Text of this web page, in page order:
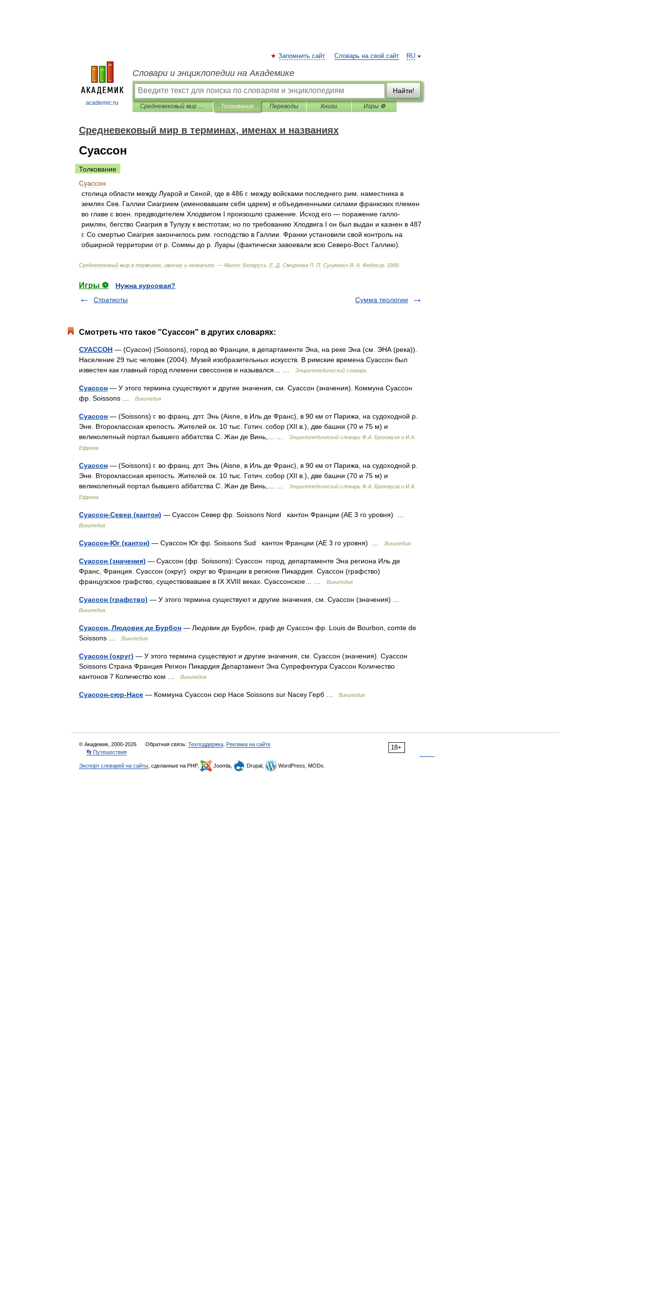
academic.ru
RU
Запомнить сайт Словарь на свой сайт
Словари и энциклопедии на Академике
Найти!
Средневековый мир в терминах, именах и названиях Толкования Переводы Книги Игры ⚽
Средневековый мир в терминах, именах и названиях
Суассон
Толкование
Суассон
столица области между Луарой и Сеной где в 486 г. между войсками последнего рим наместника в
землях Сев Галлии Сиагрием (именовавшим себя царем) и объединенными силами франкских племен
во главе с воен предводителем Хлодвигом I произошло сражение Исход его — поражение галло-
римлян бегство Сиагрия в Тулузу к вестготам; но по требованию Хлодвига I он был выдан и казнен в 487
г. Со смертью Сиагрия закончилось рим господство в Галлии Франки установили свой контроль на
обширной территории от р Соммы до р Луары (фактически завоевали всю Северо-Вост. Галлию).
Средневековый мир в терминах именах и названиях . — Минск: Беларусь Е. Д Смирнова Л П Сушкевич В А Федосик. 1999
Игры ⚽
Нужна курсовая?
Стратиоты
Сумма теологии
Смотреть что такое "Суассон" в других словарях:
СУАССОН — (Суасон) (Soissons), город во Франции, в департаменте Эна, на реке Эна (см. ЭНА (река)).
Население 29 тыс человек (2004). Музей изобразительных искусств. В римские времена Суассон был
известен как главный город племени свессонов и назывался… …
Энциклопедический словарь
Суассон — У этого термина существуют и другие значения, см. Суассон (значения). Коммуна Суассон
фр. Soissons …
Википедия
Суассон — (Soissons) г. во франц. дпт. Энь (Aisne, в Иль де Франс), в 90 км от Парижа, на судоходной р.
Эне. Второклассная крепость. Жителей ок. 10 тыс. Готич. собор (XII в.), две башни (70 и 75 м) и
великолепный портал бывшего аббатства С. Жан де Винь,… …
Энциклопедический словарь Ф.А. Брокгауза и И.А.
Ефрона
Суассон — (Soissons) г. во франц. дпт. Энь (Aisne, в Иль де Франс), в 90 км от Парижа, на судоходной р.
Эне. Второклассная крепость. Жителей ок. 10 тыс. Готич. собор (XII в.), две башни (70 и 75 м) и
великолепный портал бывшего аббатства С. Жан де Винь,… …
Энциклопедический словарь Ф.А. Брокгауза и И.А.
Ефрона
Суассон-Север (кантон) — Суассон Север фр. Soissons Nord кантон Франции (АЕ 3 го уровня) …
Википедия
Суассон-Юг (кантон) — Суассон Юг фр. Soissons Sud кантон Франции (АЕ 3 го уровня) … Википедия
Суассон (значения) — Суассон (фр. Soissons): Суассон город, департаменте Эна региона Иль де
Франс, Франция. Суассон (округ) округ во Франции в регионе Пикардия. Суассон (графство)
французское графство, существовавшее в IX XVIII веках. Суассонское… …
Википедия
Суассон (графство) — У этого термина существуют и другие значения, см. Суассон (значения) …
Википедия
Суассон, Людовик де Бурбон — Людовик де Бурбон, граф де Суассон фр. Louis de Bourbon, comte de
Soissons …
Википедия
Суассон (округ) — У этого термина существуют и другие значения, см. Суассон (значения). Суассон
Soissons Страна Франция Регион Пикардия Департамент Эна Супрефектура Суассон Количество
кантонов 7 Количество ком …
Википедия
Суассон-сюр-Насе — Коммуна Суассон сюр Насе Soissons sur Nacey Герб … Википедия
18+
© Академик, 2000-2026 Обратная связь: Техподдержка Реклама на сайте
👣 Путешествия
Экспорт словарей на сайты , сделанные на PHP, Joomla, Drupal, WordPress, MODx.